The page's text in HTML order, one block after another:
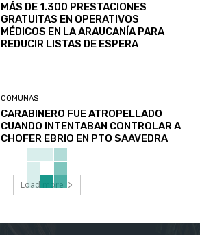
MÁS DE 1.300 PRESTACIONES
GRATUITAS EN OPERATIVOS
MÉDICOS EN LA ARAUCANÍA PARA
REDUCIR LISTAS DE ESPERA
COMUNAS
CARABINERO FUE ATROPELLADO
CUANDO INTENTABAN CONTROLAR A
CHOFER EBRIO EN PTO SAAVEDRA
Load more